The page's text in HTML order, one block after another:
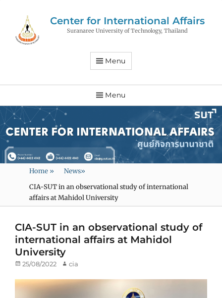
Center for International Affairs
Suranaree University of Technology, Thailand
Menu
Menu
Home » News»
CIA-SUT in an observational study of international
affairs at Mahidol University
CIA-SUT in an observational study of
international affairs at Mahidol
University
Posted
25/08/2022 Author
cia